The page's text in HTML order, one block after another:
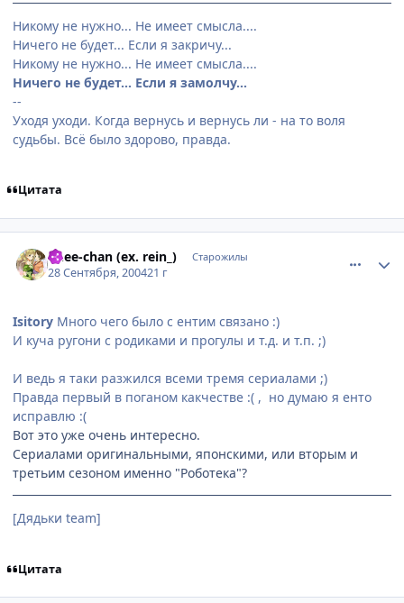
Никому не нужно... Не имеет смысла....
Ничего не будет... Если я закричу...
Никому не нужно... Не имеет смысла....
Ничего не будет... Если я замолчу...
--
Уходя уходи. Когда вернусь и вернусь ли - на то воля
судьбы. Всё было здорово, правда.
Цитата
onee-chan (ex. rein_) Старожилы
28 Сентября, 200421 г
Isitory Много чего было с ентим связано :)
И куча ругони с родиками и прогулы и т.д. и т.п. ;)
И ведь я таки разжился всеми тремя сериалами ;)
Правда первый в поганом какчестве :( , но думаю я енто
исправлю :(
Вот это уже очень интересно.
Сериалами оригинальными, японскими, или вторым и
третьим сезоном именно "Роботека"?
[Дядьки team]
Цитата